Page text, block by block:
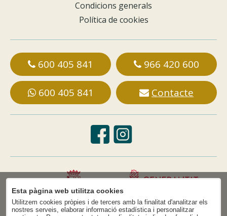
Condicions generals
Política de cookies
600 405 841 966 420 600
600 405 841 Contacte
Esta pàgina web utilitza cookies
Utilitzem cookies pròpies i de tercers amb la finalitat d'analitzar els
nostres serveis, elaborar informació estadística i personalitzar